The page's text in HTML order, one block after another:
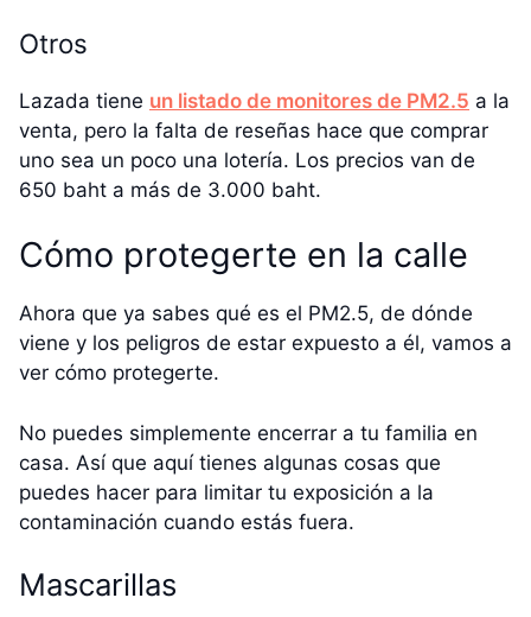
Otros
Lazada tiene un listado de monitores de PM2.5 a la
venta, pero la falta de reseñas hace que comprar
uno sea un poco una lotería. Los precios van de
650 baht a más de 3.000 baht.
Cómo protegerte en la calle
Ahora que ya sabes qué es el PM2.5, de dónde
viene y los peligros de estar expuesto a él, vamos a
ver cómo protegerte.
No puedes simplemente encerrar a tu familia en
casa. Así que aquí tienes algunas cosas que
puedes hacer para limitar tu exposición a la
contaminación cuando estás fuera.
Mascarillas